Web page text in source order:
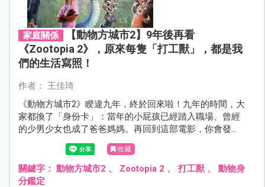
家庭關係
【動物方城市2】9年後再看
《Zootopia 2》，原來每隻「打工獸」，都是我
們的生活寫照！
作者： 王佳琦
《動物方城市2》睽違九年，終於回來啦！九年的時間，大
家都換了「身份卡」：當年的小屁孩已經踏入職場、曾經
的少男少女也成了爸爸媽媽。再回到這部電影，你會發
現，角色不只是動畫動物：把牠們套用到同事、主管，甚
至家裡那個正努力摸索個性的孩子身上，是不是會忍不住
想：「欸，這不就是我的辦公室／我的家嗎？」笑中帶感
慨，原來生活也可以這麼「動物化」！
收藏
關鍵字： 動物方城市2 、 Zootopia 2 、 打工獸、 動物身
分鑑定